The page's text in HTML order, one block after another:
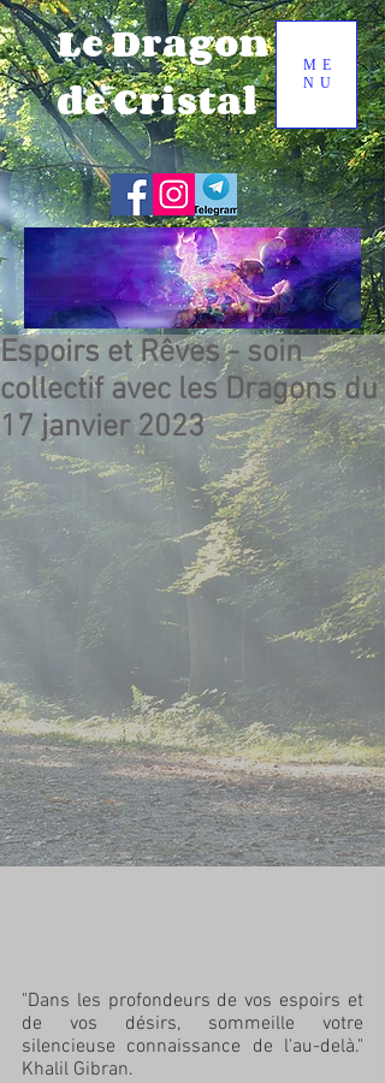
Le Dragon
de Cristal
ME
NU
Espoirs et Rêves - soin
collectif avec les Dragons du
17 janvier 2023
"Dans les profondeurs de vos espoirs et
de vos désirs, sommeille votre
silencieuse connaissance de l'au-delà."
Khalil Gibran.